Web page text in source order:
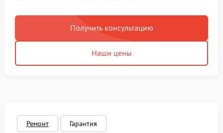
Получить консультацию
Наши цены
Ремонт Гарантия